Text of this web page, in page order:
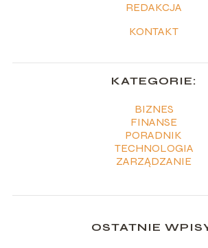
REDAKCJA
KONTAKT
KATEGORIE:
BIZNES
FINANSE
PORADNIK
TECHNOLOGIA
ZARZĄDZANIE
OSTATNIE